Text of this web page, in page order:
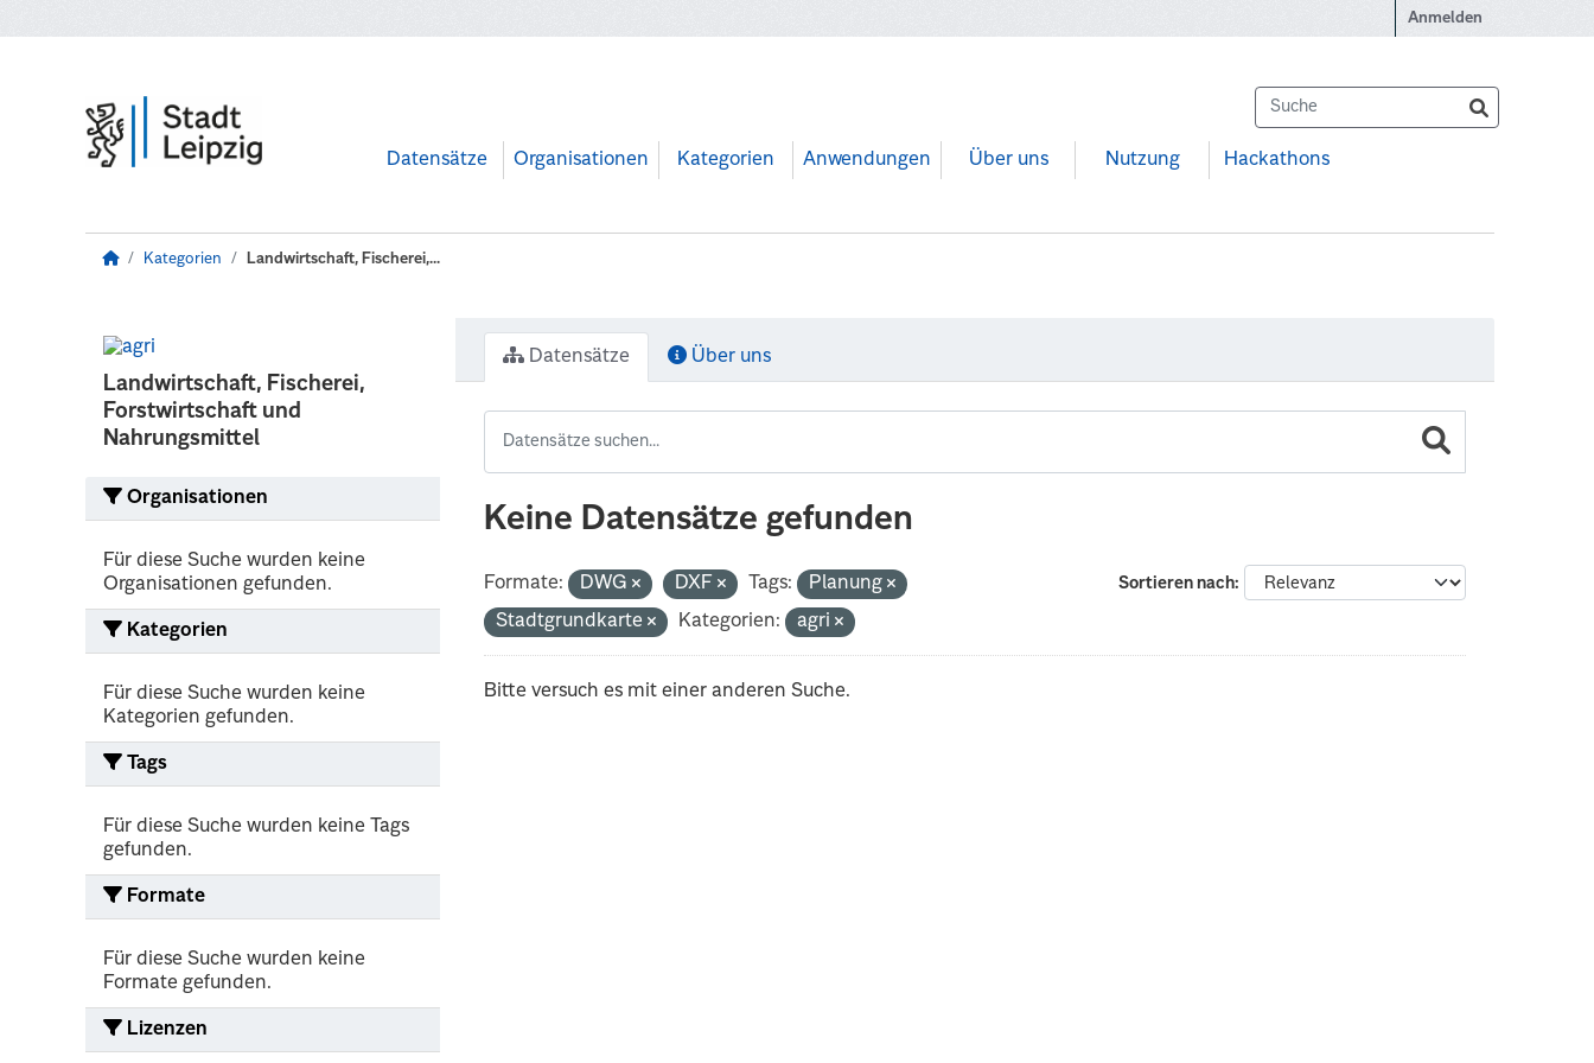
Anmelden
Datensätze Organisationen Kategorien Anwendungen Über uns Nutzung Hackathons
Kategorien Landwirtschaft, Fischerei,...
Landwirtschaft, Fischerei,
Forstwirtschaft und
Nahrungsmittel
Organisationen
Für diese Suche wurden keine
Organisationen gefunden.
Kategorien
Für diese Suche wurden keine
Kategorien gefunden.
Tags
Für diese Suche wurden keine Tags
gefunden.
Formate
Für diese Suche wurden keine
Formate gefunden.
Lizenzen
Datensätze Über uns
Keine Datensätze gefunden
Sortieren nach
Formate: DWG DXF Tags:
Planung
Stadtgrundkarte
Kategorien: agri
Bitte versuch es mit einer anderen Suche.